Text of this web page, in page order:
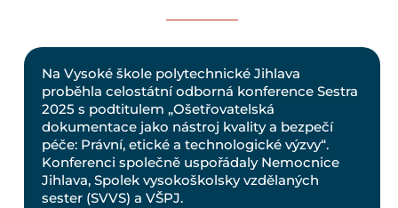
Na Vysoké škole polytechnické Jihlava
proběhla celostátní odborná konference Sestra
2025 s podtitulem „Ošetřovatelská
dokumentace jako nástroj kvality a bezpečí
péče: Právní, etické a technologické výzvy“.
Konferenci společně uspořádaly Nemocnice
Jihlava, Spolek vysokoškolsky vzdělaných
sester (SVVS) a VŠPJ.